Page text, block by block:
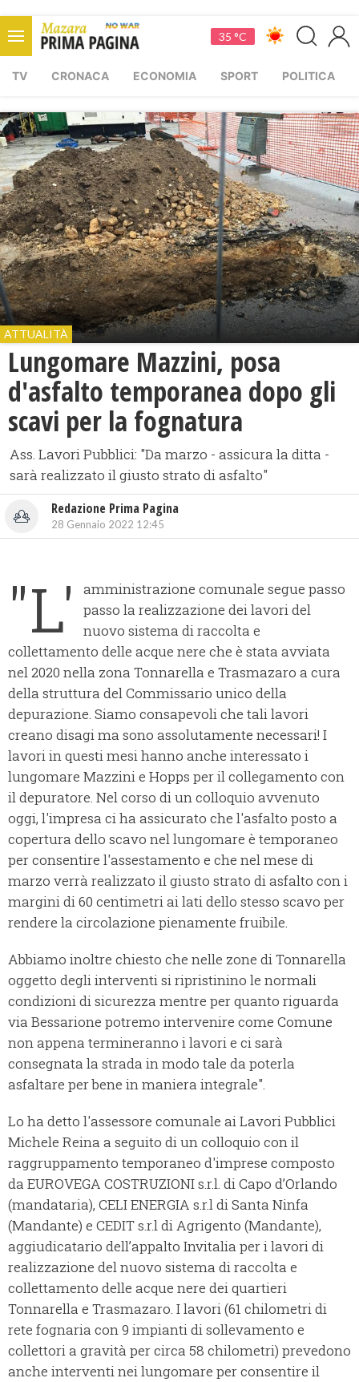
35 °C
TV CRONACA ECONOMIA SPORT POLITICA
ATTUALITÀ
Lungomare Mazzini, posa
d'asfalto temporanea dopo gli
scavi per la fognatura
Ass. Lavori Pubblici: "Da marzo - assicura la ditta -
sarà realizzato il giusto strato di asfalto"
Redazione Prima Pagina
28 Gennaio 2022 12:45
"L'
amministrazione comunale segue passo
passo la realizzazione dei lavori del
nuovo sistema di raccolta e
collettamento delle acque nere che è stata avviata
nel 2020 nella zona Tonnarella e Trasmazaro a cura
della struttura del Commissario unico della
depurazione. Siamo consapevoli che tali lavori
creano disagi ma sono assolutamente necessari! I
lavori in questi mesi hanno anche interessato i
lungomare Mazzini e Hopps per il collegamento con
il depuratore. Nel corso di un colloquio avvenuto
oggi, l'impresa ci ha assicurato che l'asfalto posto a
copertura dello scavo nel lungomare è temporaneo
per consentire l'assestamento e che nel mese di
marzo verrà realizzato il giusto strato di asfalto con i
margini di 60 centimetri ai lati dello stesso scavo per
rendere la circolazione pienamente fruibile.
Abbiamo inoltre chiesto che nelle zone di Tonnarella
oggetto degli interventi si ripristinino le normali
condizioni di sicurezza mentre per quanto riguarda
via Bessarione potremo intervenire come Comune
non appena termineranno i lavori e ci sarà
consegnata la strada in modo tale da poterla
asfaltare per bene in maniera integrale".
Lo ha detto l'assessore comunale ai Lavori Pubblici
Michele Reina a seguito di un colloquio con il
raggruppamento temporaneo d'imprese composto
da EUROVEGA COSTRUZIONI s.r.l. di Capo d’Orlando
(mandataria), CELI ENERGIA s.r.l di Santa Ninfa
(Mandante) e CEDIT s.r.l di Agrigento (Mandante),
aggiudicatario dell’appalto Invitalia per i lavori di
realizzazione del nuovo sistema di raccolta e
collettamento delle acque nere dei quartieri
Tonnarella e Trasmazaro. I lavori (61 chilometri di
rete fognaria con 9 impianti di sollevamento e
collettori a gravità per circa 58 chilometri) prevedono
anche interventi nei lungomare per consentire il